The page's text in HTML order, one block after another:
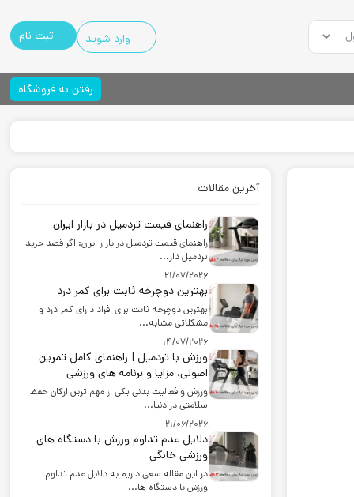
وارد شوید ثبت نام
رفتن به فروشگاه
آخرین مقالات
راهنمای قیمت تردمیل در بازار ایران
راهنمای قیمت تردمیل در بازار ایران: اگر قصد خرید
تردمیل دار...
21/07/2026
بهترین دوچرخه ثابت برای کمر درد
بهترین دوچرخه ثابت برای افراد دارای کمر درد و
مشکلاتی مشابه...
14/07/2026
ورزش با تردمیل | راهنمای کامل تمرین
اصولی، مزایا و برنامه های ورزشی
ورزش و فعالیت بدنی یکی از مهم ترین ارکان حفظ
سلامتی در دنیا...
21/06/2026
دلایل عدم تداوم ورزش با دستگاه های
ورزشی خانگی
در این مقاله سعی داریم به دلایل عدم تداوم
ورزش با دستگاه ها...